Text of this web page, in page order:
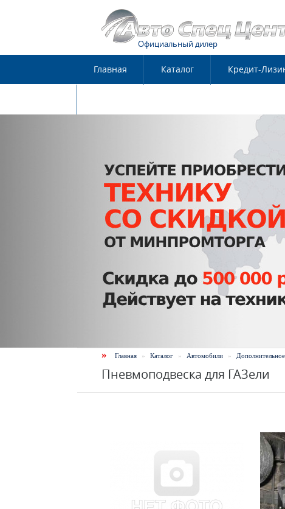
Официальный дилер
Главная Каталог Кредит-
» Главная » Каталог » Автомобили »
Пневмоподвеска для ГАЗели